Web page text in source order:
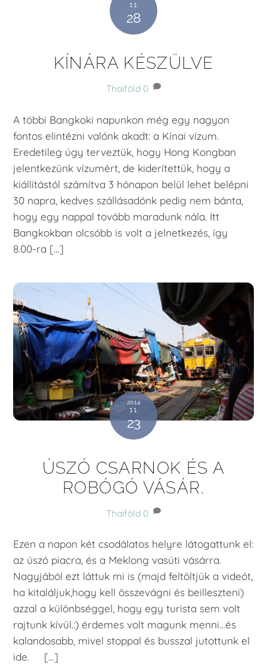
11
28
KÍNÁRA KÉSZÜLVE
Thaiföld 0
A többi Bangkoki napunkon még egy nagyon
fontos elintézni valónk akadt: a Kínai vízum.
Eredetileg úgy terveztük, hogy Hong Kongban
jelentkezünk vízumért, de kiderítettük, hogy a
kiállítástól számítva 3 hónapon belül lehet belépni
30 napra, kedves szállásadónk pedig nem bánta,
hogy egy nappal tovább maradunk nála. Itt
Bangkokban olcsóbb is volt a jelnetkezés, így
8.00-ra […]
2014
11
23
ÚSZÓ CSARNOK ÉS A
ROBÓGÓ VÁSÁR.
Thaiföld 0
Ezen a napon két csodálatos helyre látogattunk el:
az úszó piacra, és a Meklong vasúti vásárra.
Nagyjából ezt láttuk mi is (majd feltöltjük a videót,
ha kitaláljuk,hogy kell összevágni és beilleszteni)
azzal a különbséggel, hogy egy turista sem volt
rajtunk kívül.:) érdemes volt magunk menni…és
kalandosabb, mivel stoppal és busszal jutottunk el
ide. […]